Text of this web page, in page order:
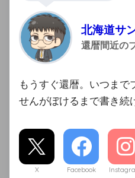
北海道サ
還暦間近の
もうすぐ還暦。いつまで
せんがぼけるまで書き続
X Facebook